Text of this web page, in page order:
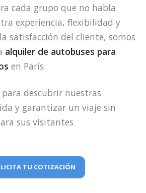
cada grupo que no habla
experiencia, flexibilidad y
satisfacción del cliente, somos
alquiler de autobuses para
en París.
para descubrir nuestras
y garantizar un viaje sin
sus visitantes
TU COTIZACIÓN